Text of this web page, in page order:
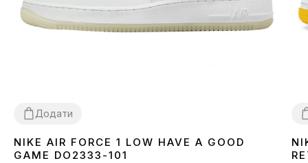
Додати
40
NIKE AIR FORCE 1 LOW HAVE A GOOD
GAME DO2333-101